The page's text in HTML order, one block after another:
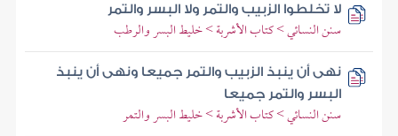
لا تخلطوا الزبيب والتمر ولا البسر والتمر
سنن النسائي > كتاب الأشربة > خليط البسر والرطب
نهى أن ينبذ الزبيب والتمر جميعا ونهى أن ينبذ
البسر والتمر جميعا
سنن النسائي > كتاب الأشربة > خليط البسر والتمر